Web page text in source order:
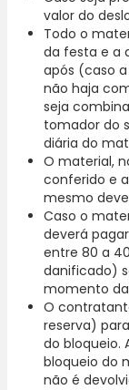
valor do
Todo o
da festa e a
após (caso
não haja
seja
tomador do
diária do
O material,
conferido e
mesmo
Caso o
deverá
entre 80 a
danificado)
momento
O
reserva)
do bloqueio.
bloqueio do
não é